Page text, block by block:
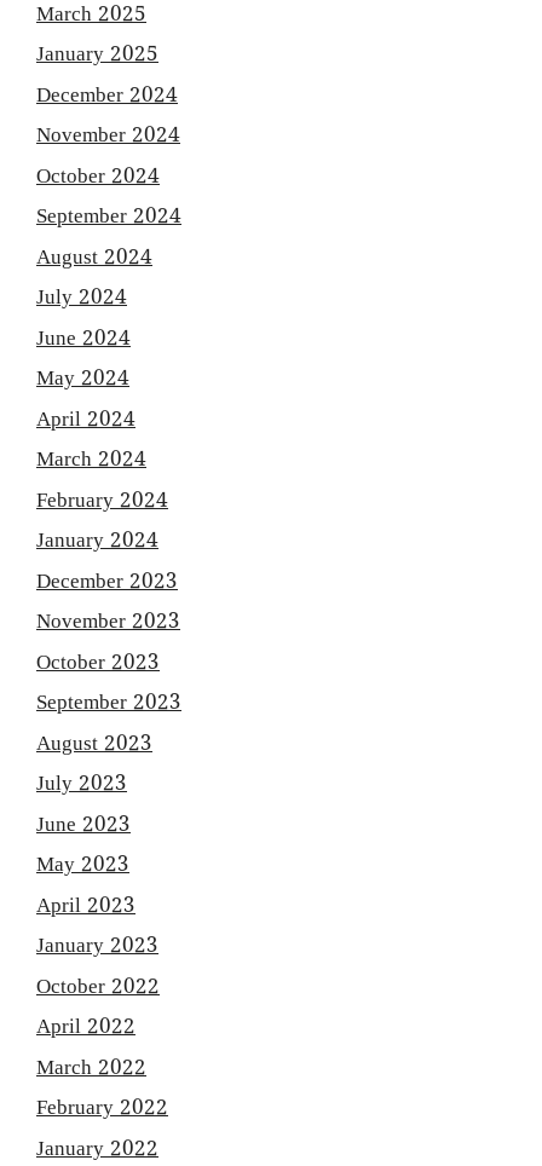
March 2025
January 2025
December 2024
November 2024
October 2024
September 2024
August 2024
July 2024
June 2024
May 2024
April 2024
March 2024
February 2024
January 2024
December 2023
November 2023
October 2023
September 2023
August 2023
July 2023
June 2023
May 2023
April 2023
January 2023
October 2022
April 2022
March 2022
February 2022
January 2022